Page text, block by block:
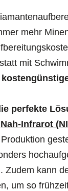
mehr
mit
perfekte
Nah-Infrarot
Zudem kann
um so